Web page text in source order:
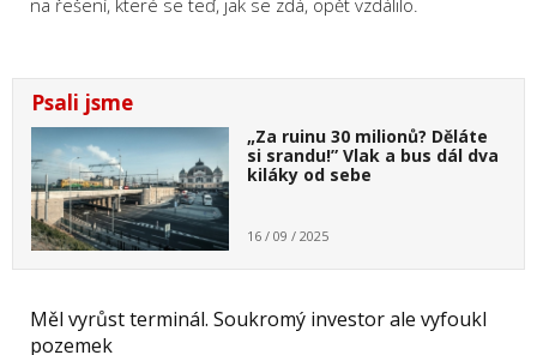
na řešení, které se teď, jak se zdá, opět vzdálilo.
Psali jsme
„Za ruinu 30 milionů? Děláte
si srandu!” Vlak a bus dál dva
kiláky od sebe
16 / 09 / 2025
Měl vyrůst terminál. Soukromý investor ale vyfoukl
pozemek